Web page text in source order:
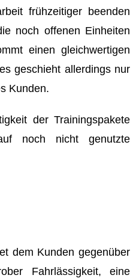
frühzeitiger beenden
noch offenen Einheiten
einen gleichwertigen
geschieht allerdings nur
Kunden.
der Trainingspakete
noch nicht genutzte
dem Kunden gegenüber
Fahrlässigkeit, eine